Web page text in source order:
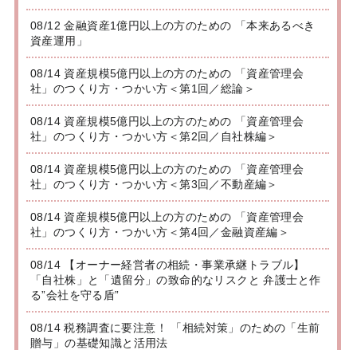
08/12 金融資産1億円以上の方のための 「本来あるべき
資産運用」
08/14 資産規模5億円以上の方のための 「資産管理会
社」のつくり方・つかい方＜第1回／総論＞
08/14 資産規模5億円以上の方のための 「資産管理会
社」のつくり方・つかい方＜第2回／自社株編＞
08/14 資産規模5億円以上の方のための 「資産管理会
社」のつくり方・つかい方＜第3回／不動産編＞
08/14 資産規模5億円以上の方のための 「資産管理会
社」のつくり方・つかい方＜第4回／金融資産編＞
08/14 【オーナー経営者の相続・事業承継トラブル】
「自社株」と「遺留分」の致命的なリスクと 弁護士と作
る”会社を守る盾”
08/14 税務調査に要注意！ 「相続対策」のための「生前
贈与」の基礎知識と活用法